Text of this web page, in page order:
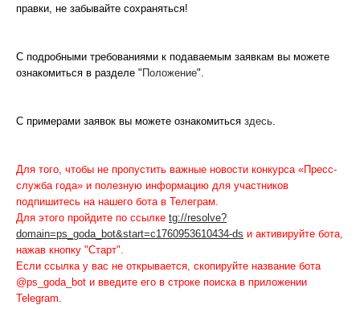
правки, не забывайте сохраняться!
С подробными требованиями к подаваемым заявкам вы можете
ознакомиться в разделе " Положение".
С примерами заявок вы можете ознакомиться здесь
Для того, чтобы не пропустить важные новости конкурса «Пресс-
служба года» и полезную информацию для участников
подпишитесь на нашего бота в Телеграм.
Для этого пройдите по ссылке tg://resolve?
domain=ps_goda_bot&start=c1760953610434-ds и активируйте бота,
нажав кнопку "Старт".
Если ссылка у вас не открывается, скопируйте название бота
@ps_goda_bot и введите его в строке поиска в приложении
Telegram.